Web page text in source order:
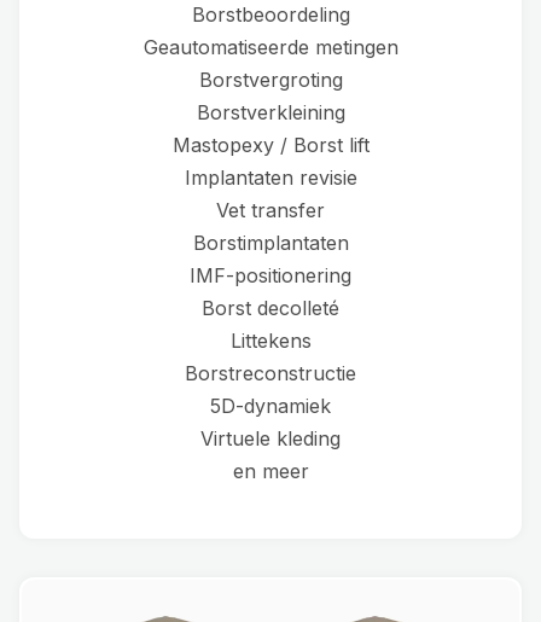
Borstbeoordeling
Geautomatiseerde metingen
Borstvergroting
Borstverkleining
Mastopexy / Borst lift
Implantaten revisie
Vet transfer
Borstimplantaten
IMF-positionering
Borst decolleté
Littekens
Borstreconstructie
5D-dynamiek
Virtuele kleding
en meer